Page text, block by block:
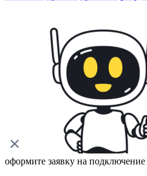
оформите заявку на подключение